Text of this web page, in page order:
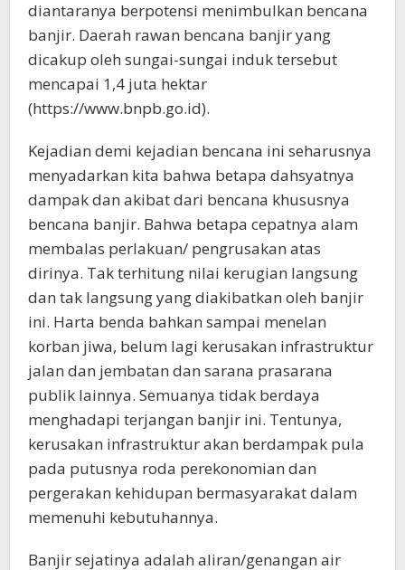
diantaranya berpotensi menimbulkan bencana
banjir. Daerah rawan bencana banjir yang
dicakup oleh sungai-sungai induk tersebut
mencapai 1,4 juta hektar
(https://www.bnpb.go.id).
Kejadian demi kejadian bencana ini seharusnya
menyadarkan kita bahwa betapa dahsyatnya
dampak dan akibat dari bencana khususnya
bencana banjir. Bahwa betapa cepatnya alam
membalas perlakuan/ pengrusakan atas
dirinya. Tak terhitung nilai kerugian langsung
dan tak langsung yang diakibatkan oleh banjir
ini. Harta benda bahkan sampai menelan
korban jiwa, belum lagi kerusakan infrastruktur
jalan dan jembatan dan sarana prasarana
publik lainnya. Semuanya tidak berdaya
menghadapi terjangan banjir ini. Tentunya,
kerusakan infrastruktur akan berdampak pula
pada putusnya roda perekonomian dan
pergerakan kehidupan bermasyarakat dalam
memenuhi kebutuhannya.
Banjir sejatinya adalah aliran/genangan air